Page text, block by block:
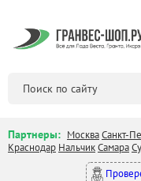
Партнеры: МоскваСанкт-
Краснодар НальчикСамара